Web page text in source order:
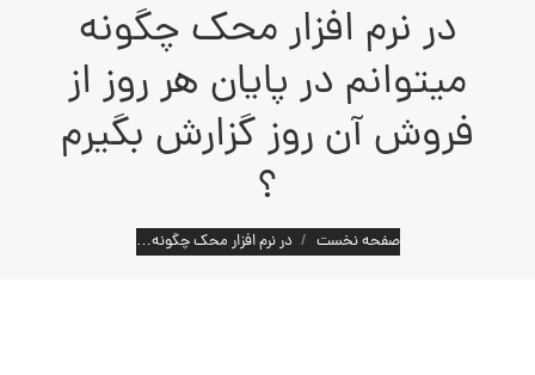
در نرم افزار محک چگونه
میتوانم در پایان هر روز از
فروش آن روز گزارش بگیرم
؟
مکان شما:
صفحه نخست در نرم افزار محک چگونه…